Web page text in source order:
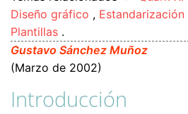
Diseño gráfico , Estandarización
Plantillas .
Gustavo Sánchez Muñoz
(Marzo de 2002)
Introducción